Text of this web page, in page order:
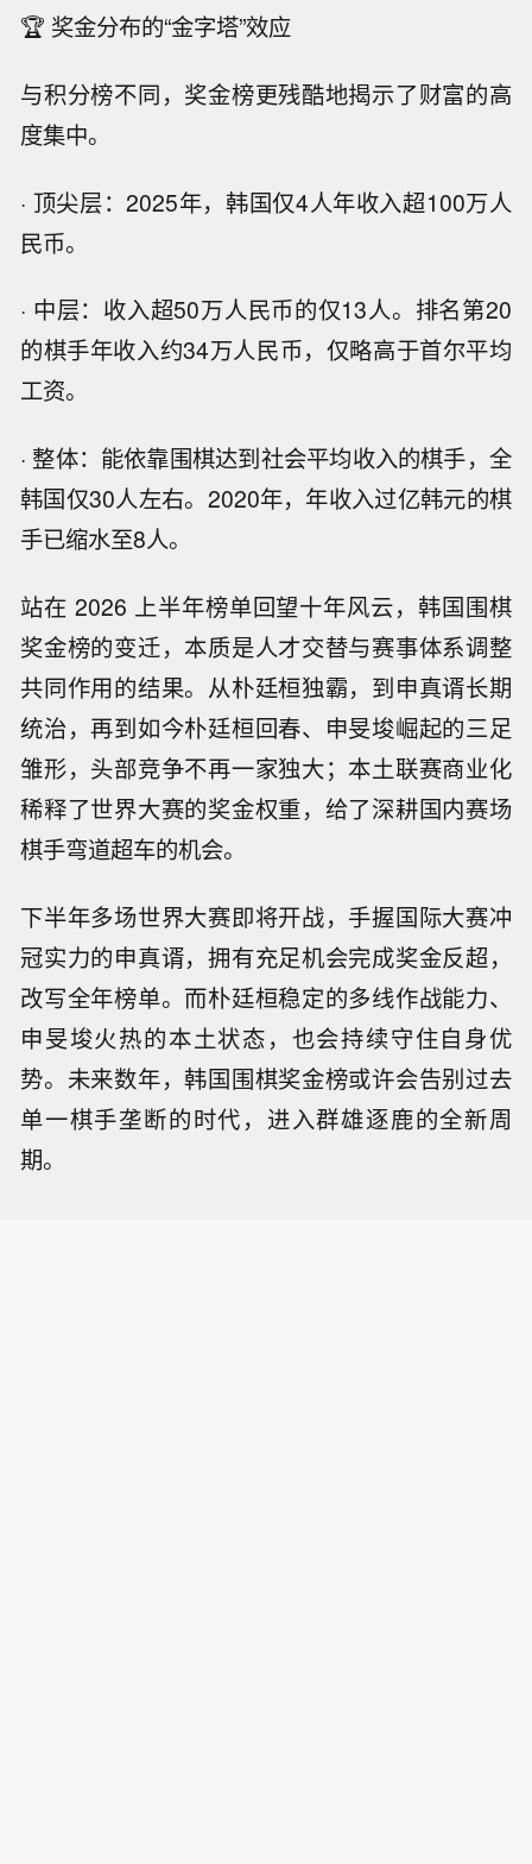
🏆 奖金分布的“金字塔”效应
与积分榜不同，奖金榜更残酷地揭示了财富的高
度集中。
· 顶尖层：2025年，韩国仅4人年收入超100万人
民币。
· 中层：收入超50万人民币的仅13人。排名第20
的棋手年收入约34万人民币，仅略高于首尔平均
工资。
· 整体：能依靠围棋达到社会平均收入的棋手，全
韩国仅30人左右。2020年，年收入过亿韩元的棋
手已缩水至8人。
站在 2026 上半年榜单回望十年风云，韩国围棋
奖金榜的变迁，本质是人才交替与赛事体系调整
共同作用的结果。从朴廷桓独霸，到申真谞长期
统治，再到如今朴廷桓回春、申旻埈崛起的三足
雏形，头部竞争不再一家独大；本土联赛商业化
稀释了世界大赛的奖金权重，给了深耕国内赛场
棋手弯道超车的机会。
下半年多场世界大赛即将开战，手握国际大赛冲
冠实力的申真谞，拥有充足机会完成奖金反超，
改写全年榜单。而朴廷桓稳定的多线作战能力、
申旻埈火热的本土状态，也会持续守住自身优
势。未来数年，韩国围棋奖金榜或许会告别过去
单一棋手垄断的时代，进入群雄逐鹿的全新周
期。